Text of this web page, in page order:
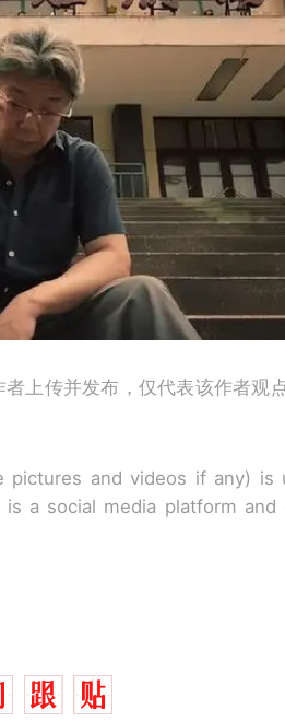
上传并发布，仅代表该作者观
and videos if any) is
a social media platform and